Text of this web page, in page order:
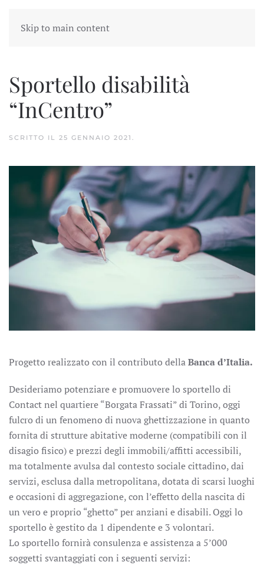
Skip to main content
Sportello disabilità
“InCentro”
SCRITTO IL 25 GENNAIO 2021 .
Progetto realizzato con il contributo dellaBanca d’Italia.
Desideriamo potenziare e promuovere lo sportello di
Contact nel quartiere “Borgata Frassati” di Torino, oggi
fulcro di un fenomeno di nuova ghettizzazione in quanto
fornita di strutture abitative moderne (compatibili con il
disagio fisico) e prezzi degli immobili/affitti accessibili,
ma totalmente avulsa dal contesto sociale cittadino, dai
servizi, esclusa dalla metropolitana, dotata di scarsi luoghi
e occasioni di aggregazione, con l’effetto della nascita di
un vero e proprio “ghetto” per anziani e disabili. Oggi lo
sportello è gestito da 1 dipendente e 3 volontari.
Lo sportello fornirà consulenza e assistenza a 5’000
soggetti svantaggiati con i seguenti servizi: